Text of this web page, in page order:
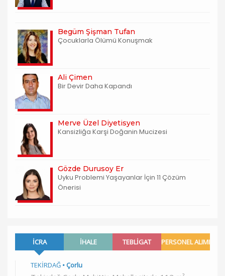
Begüm Şişman Tufan
Çocuklarla Ölümü Konuşmak
Ali Çimen
Bir Devir Daha Kapandı
Merve Üzel Diyetisyen
Kansizliğa Karşi Doğanin Mucizesi
Gözde Durusoy Er
Uyku Problemi Yaşayanlar İçin 11 Çözüm
Önerisi